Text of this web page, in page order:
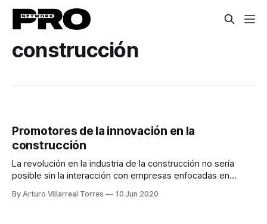
construcción
Promotores de la innovación en la
construcción
La revolución en la industria de la construcción no sería
posible sin la interacción con empresas enfocadas en
universidades.
By Arturo Villarreal Torres 10 Jun 2020